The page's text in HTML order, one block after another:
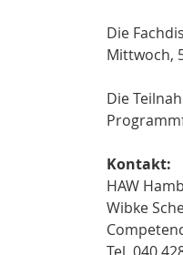
Die
Mittwoch,
Die
Kontakt:
HAW
Wibke
Tel.